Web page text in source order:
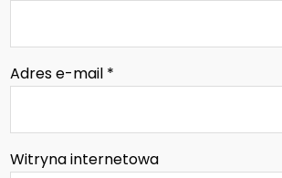
Adres e-mail *
Witryna internetowa